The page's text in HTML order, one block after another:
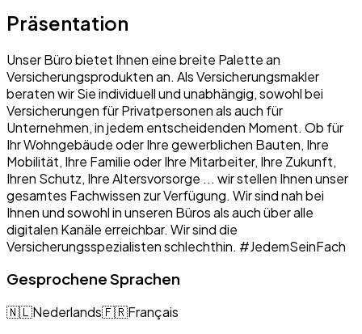
Präsentation
Unser Büro bietet Ihnen eine breite Palette an
Versicherungsprodukten an. Als Versicherungsmakler
beraten wir Sie individuell und unabhängig, sowohl bei
Versicherungen für Privatpersonen als auch für
Unternehmen, in jedem entscheidenden Moment. Ob für
Ihr Wohngebäude oder Ihre gewerblichen Bauten, Ihre
Mobilität, Ihre Familie oder Ihre Mitarbeiter, Ihre Zukunft,
Ihren Schutz, Ihre Altersvorsorge ... wir stellen Ihnen unser
gesamtes Fachwissen zur Verfügung. Wir sind nah bei
Ihnen und sowohl in unseren Büros als auch über alle
digitalen Kanäle erreichbar. Wir sind die
Versicherungsspezialisten schlechthin. #JedemSeinFach
Gesprochene Sprachen
🇳🇱Nederlands🇫🇷Français